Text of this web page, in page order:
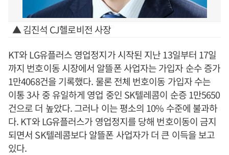
▲ 김진석 CJ헬로비전 사장
KT와 LG유플러스 영업정지가 시작된 지난 13일부터 17일
까지 번호이동 시장에서 알뜰폰 사업자는 가입자 순수 증가
1만4068건을 기록했다. 물론 전체 번호이동 가입자 수는
이통 3사 중 유일하게 영업 중인 SK텔레콤이 순증 1만5650
건으로 더 높았다. 그러나 이는 평소의 10% 수준에 불과하
다. KT와 LG유플러스가 영업정지를 당해 번호이동이 금지
되면서 SK텔레콤보다 알뜰폰 사업자가 더 큰 이득을 보고
있다.